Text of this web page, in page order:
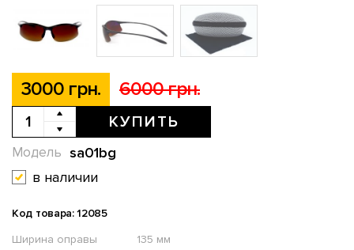
3000 грн. 6000 грн.
КУПИТЬ
sa01bg
Модель
в наличии
Код товара: 12085
Ширина оправы
135 мм